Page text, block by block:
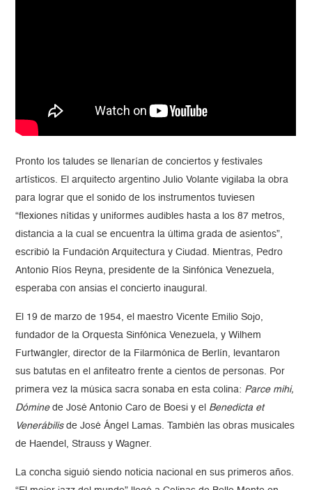
Pronto los taludes se llenarían de conciertos y festivales
artísticos. El arquitecto argentino Julio Volante vigilaba la obra
para lograr que el sonido de los instrumentos tuviesen
“flexiones nítidas y uniformes audibles hasta a los 87 metros,
distancia a la cual se encuentra la última grada de asientos”,
escribió la Fundación Arquitectura y Ciudad. Mientras, Pedro
Antonio Ríos Reyna, presidente de la Sinfónica Venezuela,
esperaba con ansias el concierto inaugural.
El 19 de marzo de 1954, el maestro Vicente Emilio Sojo,
fundador de la Orquesta Sinfónica Venezuela, y Wilhem
Furtwängler, director de la Filarmónica de Berlín, levantaron
sus batutas en el anfiteatro frente a cientos de personas. Por
primera vez la música sacra sonaba en esta colina: Parce mihi,
Dóminede José Antonio Caro de Boesi y el Benedicta et
Venerábilisde José Ángel Lamas. También las obras musicales
de Haendel, Strauss y Wagner.
La concha siguió siendo noticia nacional en sus primeros años.